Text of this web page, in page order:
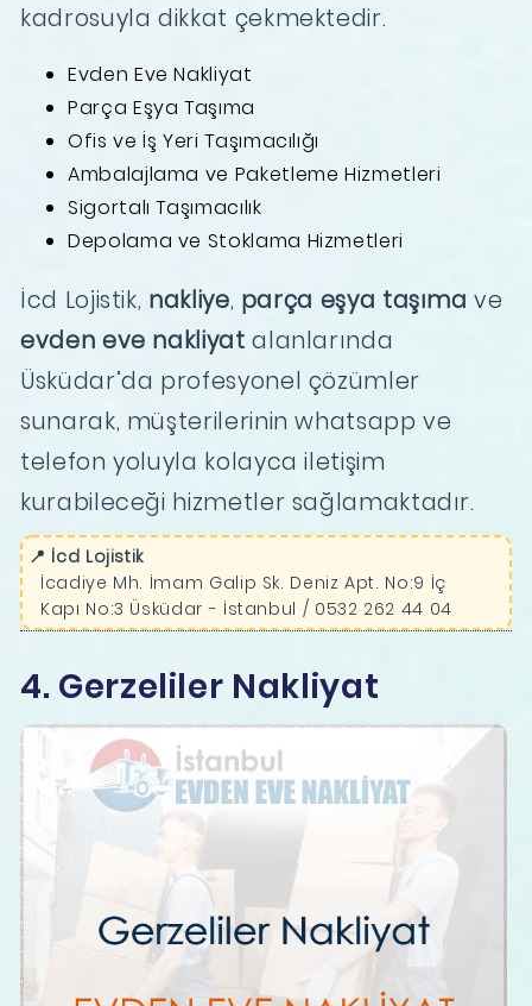
kadrosuyla dikkat çekmektedir.
Evden Eve Nakliyat
Parça Eşya Taşıma
Ofis ve İş Yeri Taşımacılığı
Ambalajlama ve Paketleme Hizmetleri
Sigortalı Taşımacılık
Depolama ve Stoklama Hizmetleri
İcd Lojistik, nakliye, parça eşya taşıma ve
evden eve nakliyat alanlarında
Üsküdar’da profesyonel çözümler
sunarak, müşterilerinin whatsapp ve
telefon yoluyla kolayca iletişim
kurabileceği hizmetler sağlamaktadır.
📍 İcd Lojistik
İcadiye Mh. İmam Galip Sk. Deniz Apt. No:9 İç
Kapı No:3 Üsküdar - İstanbul / 0532 262 44 04
4. Gerzeliler Nakliyat